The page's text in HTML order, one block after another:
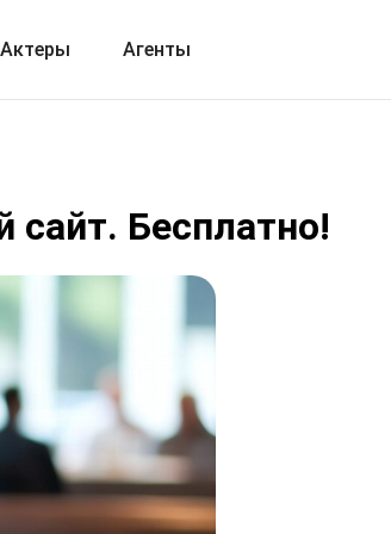
Актеры Агенты
сайт. Бесплатно!